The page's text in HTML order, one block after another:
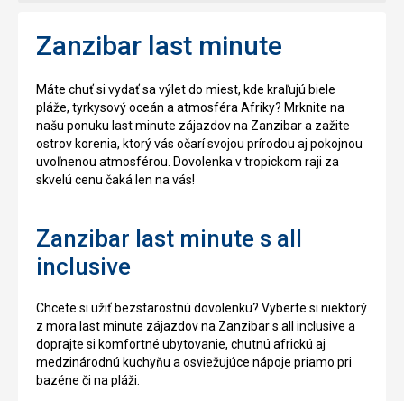
Zanzibar last minute
Máte chuť si vydať sa výlet do miest, kde kraľujú biele
pláže, tyrkysový oceán a atmosféra Afriky? Mrknite na
našu ponuku last minute zájazdov na Zanzibar a zažite
ostrov korenia, ktorý vás očarí svojou prírodou aj pokojnou
uvoľnenou atmosférou. Dovolenka v tropickom raji za
skvelú cenu čaká len na vás!
Zanzibar last minute s all
inclusive
Chcete si užiť bezstarostnú dovolenku? Vyberte si niektorý
z mora last minute zájazdov na Zanzibar s all inclusive a
doprajte si komfortné ubytovanie, chutnú africkú aj
medzinárodnú kuchyňu a osviežujúce nápoje priamo pri
bazéne či na pláži.